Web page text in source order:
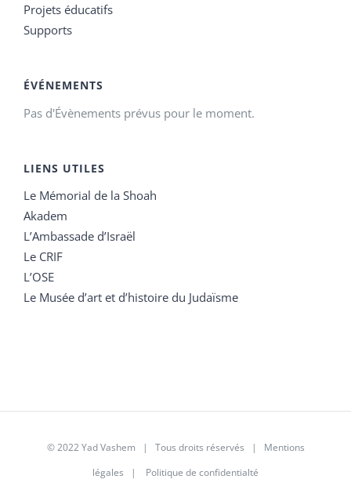
Projets éducatifs
Supports
ÉVÉNEMENTS
Pas d'Évènements prévus pour le moment.
LIENS UTILES
Le Mémorial de la Shoah
Akadem
L’Ambassade d’Israël
Le CRIF
L’OSE
Le Musée d’art et d’histoire du Judaïsme
© 2022 Yad Vashem | Tous droits réservés | Mentions
légales | Politique de confidentialté